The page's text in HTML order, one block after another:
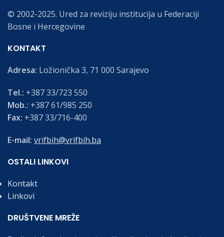
© 2002-2025. Ured za reviziju institucija u Federaciji
Bosne i Hercegovine
KONTAKT
Adresa: Ložionička 3, 71 000 Sarajevo
Tel.: +387 33/723 550
Mob.: +387 61/985 250
Fax: +387 33/716-400
E-mail: vrifbih@vrifbih.ba
OSTALI LINKOVI
Kontakt
Linkovi
DRUŠTVENE MREŽE